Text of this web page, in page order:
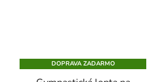
DOPRAVA ZADARMO